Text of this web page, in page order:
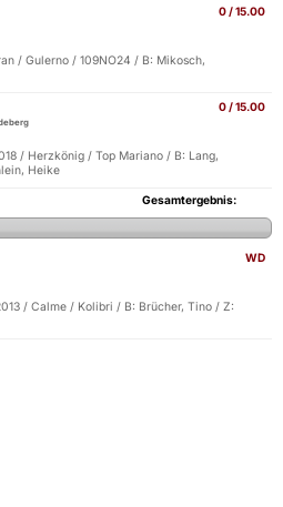
0 / 15.00
/ Gulerno / 109NO24 / B: Mikosch,
0 / 15.00
/ Herzkönig / Top Mariano / B: Lang,
Heike
Gesamtergebnis:
WD
/ Calme / Kolibri / B: Brücher, Tino / Z: